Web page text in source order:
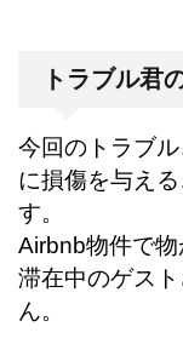
トラブル君
今回のトラブ
に損傷を与え
す。
Airbnb物件で物
滞在中のゲス
ん。